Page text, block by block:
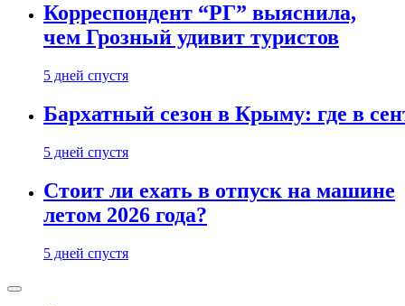
Корреспондент “РГ” выяснила,
чем Грозный удивит туристов
5 дней спустя
Бархатный сезон в Крыму: где в
5 дней спустя
Стоит ли ехать в отпуск на машине
летом 2026 года?
5 дней спустя